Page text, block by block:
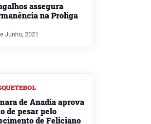
assegura
na Proliga
Junho, 2021
de Anadia aprova
de pesar pelo
de Feliciano